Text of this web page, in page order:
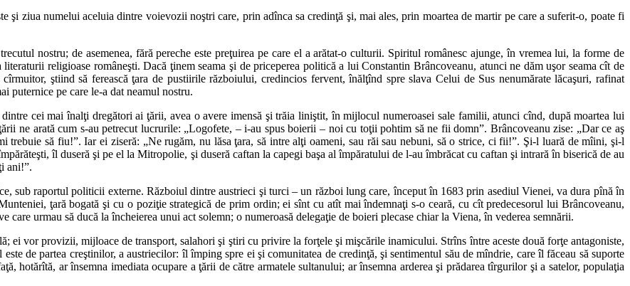
şi ziua numelui aceluia dintre voievozii noştri care, prin adînca sa credinţă şi, mai ales, prin moartea de martir pe care a suferit-o, poate fi
nostru; de asemenea, fără pereche este preţuirea pe care el a arătat-o culturii. Spiritul românesc ajunge, în vremea lui, la forme de
religioase româneşti. Dacă ţinem seama şi de priceperea politică a lui Constantin Brâncoveanu, atunci ne dăm uşor seama cît de
ştiind să ferească ţara de pustiirile războiului, credincios fervent, înălţînd spre slava Celui de Sus nenumărate lăcaşuri, rafinat
puternice pe care le-a dat neamul nostru.
cei mai înalţi dregători ai ţării, avea o avere imensă şi trăia liniştit, în mijlocul numeroasei sale familii, atunci cînd, după moartea lui
ne arată cum s-au petrecut lucrurile: „Logofete, – i-au spus boierii – noi cu toţii pohtim să ne fii domn”. Brâncoveanu zise: „Dar ce aş
trebuie să fiu!”. Iar ei ziseră: „Ne rugăm, nu lăsa ţara, să intre alţi oameni, sau răi sau nebuni, să o strice, ci fii!”. Şi-l luară de mîini, şi-l
îl duseră şi pe el la Mitropolie, şi duseră caftan la capegi başa al împăratului de l-au îmbrăcat cu caftan şi intrară în biserică de au
ani!”.
sub raportul politicii externe. Războiul dintre austrieci şi turci – un război lung care, început în 1683 prin asediul Vienei, va dura pînă în
ţară bogată şi cu o poziţie strategică de prim ordin; ei sînt cu atît mai îndemnaţi s-o ceară, cu cît predecesorul lui Brâncoveanu,
care urmau să ducă la încheierea unui act solemn; o numeroasă delegaţie de boieri plecase chiar la Viena, în vederea semnării.
ei vor provizii, mijloace de transport, salahori şi ştiri cu privire la forţele şi mişcările inamicului. Strîns între aceste două forţe antagoniste,
de partea creştinilor, a austriecilor: îl împing spre ei şi comunitatea de credinţă, şi sentimentul său de mîndrie, care îl făceau să suporte
hotărîtă, ar însemna imediata ocupare a ţării de către armatele sultanului; ar însemna arderea şi prădarea tîrgurilor şi a satelor, populaţia